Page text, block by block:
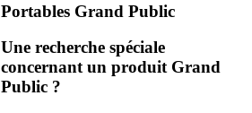
Portables Grand Public
Une recherche spéciale
concernant un produit Grand
Public ?